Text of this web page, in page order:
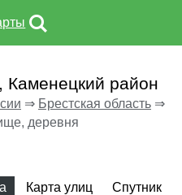
Каменецкий район
⇒ Брестская область ⇒
деревня
Карта улиц Спутник